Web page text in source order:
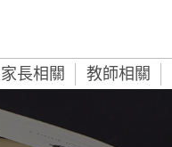
長相關 教師相關